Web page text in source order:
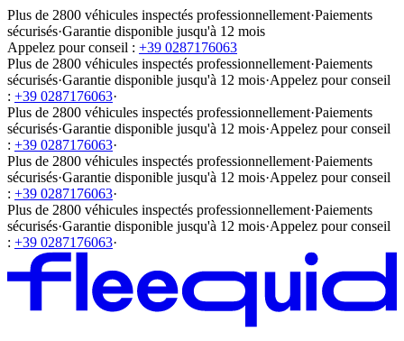
Plus de 2800 véhicules inspectés professionnellement·Paiements
sécurisés·Garantie disponible jusqu'à 12 mois
Appelez pour conseil : +39 0287176063
Plus de 2800 véhicules inspectés professionnellement·Paiements
sécurisés·Garantie disponible jusqu'à 12 mois·Appelez pour conseil
: +39 0287176063·
Plus de 2800 véhicules inspectés professionnellement·Paiements
sécurisés·Garantie disponible jusqu'à 12 mois·Appelez pour conseil
: +39 0287176063·
Plus de 2800 véhicules inspectés professionnellement·Paiements
sécurisés·Garantie disponible jusqu'à 12 mois·Appelez pour conseil
: +39 0287176063·
Plus de 2800 véhicules inspectés professionnellement·Paiements
sécurisés·Garantie disponible jusqu'à 12 mois·Appelez pour conseil
: +39 0287176063·